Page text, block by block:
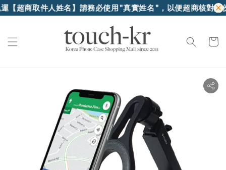
件人姓名】請務必使用"真實姓名"，以便超商核對身份證件領貨